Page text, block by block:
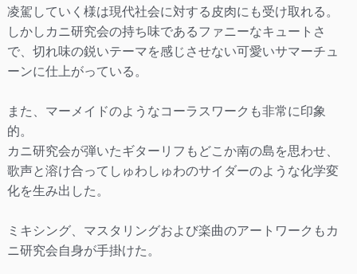
凌駕していく様は現代社会に対する皮肉にも受け取れる。
しかしカニ研究会の持ち味であるファニーなキュートさ
で、切れ味の鋭いテーマを感じさせない可愛いサマーチュ
ーンに仕上がっている。
また、マーメイドのようなコーラスワークも非常に印象
的。
カニ研究会が弾いたギターリフもどこか南の島を思わせ、
歌声と溶け合ってしゅわしゅわのサイダーのような化学変
化を生み出した。
ミキシング、マスタリングおよび楽曲のアートワークもカ
ニ研究会自身が手掛けた。